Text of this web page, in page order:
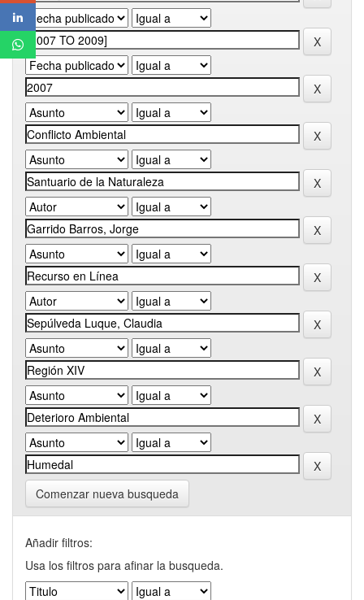
Comenzar nueva busqueda
Añadir filtros:
Usa los filtros para afinar la busqueda.